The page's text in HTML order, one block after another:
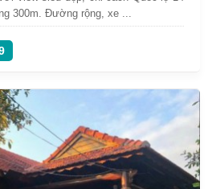
300m. Đường rộng, xe ...